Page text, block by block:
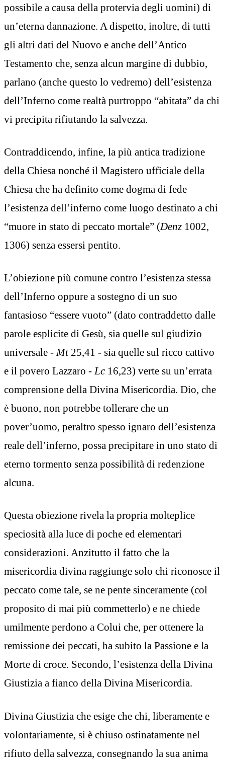
possibile a causa della protervia degli uomini) di
un’eterna dannazione. A dispetto, inoltre, di tutti
gli altri dati del Nuovo e anche dell’Antico
Testamento che, senza alcun margine di dubbio,
parlano (anche questo lo vedremo) dell’esistenza
dell’Inferno come realtà purtroppo “abitata” da chi
vi precipita rifiutando la salvezza.
Contraddicendo, infine, la più antica tradizione
della Chiesa nonché il Magistero ufficiale della
Chiesa che ha definito come dogma di fede
l’esistenza dell’inferno come luogo destinato a chi
“muore in stato di peccato mortale” (Denz 1002,
1306) senza essersi pentito.
L’obiezione più comune contro l’esistenza stessa
dell’Inferno oppure a sostegno di un suo
fantasioso “essere vuoto” (dato contraddetto dalle
parole esplicite di Gesù, sia quelle sul giudizio
universale - Mt 25,41 - sia quelle sul ricco cattivo
e il povero Lazzaro - Lc 16,23) verte su un’errata
comprensione della Divina Misericordia. Dio, che
è buono, non potrebbe tollerare che un
pover’uomo, peraltro spesso ignaro dell’esistenza
reale dell’inferno, possa precipitare in uno stato di
eterno tormento senza possibilità di redenzione
alcuna.
Questa obiezione rivela la propria molteplice
speciosità alla luce di poche ed elementari
considerazioni. Anzitutto il fatto che la
misericordia divina raggiunge solo chi riconosce il
peccato come tale, se ne pente sinceramente (col
proposito di mai più commetterlo) e ne chiede
umilmente perdono a Colui che, per ottenere la
remissione dei peccati, ha subito la Passione e la
Morte di croce. Secondo, l’esistenza della Divina
Giustizia a fianco della Divina Misericordia.
Divina Giustizia che esige che chi, liberamente e
volontariamente, si è chiuso ostinatamente nel
rifiuto della salvezza, consegnando la sua anima